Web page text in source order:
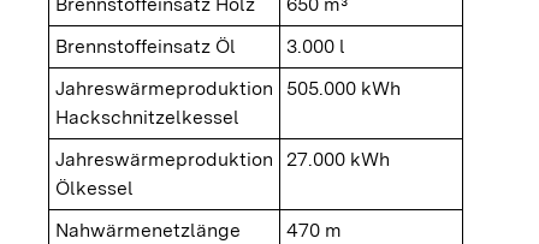
Brennstoffeinsatz Öl
3.000 l
Jahreswärmeproduktion
Hackschnitzelkessel
505.000 kWh
Jahreswärmeproduktion
Ölkessel
27.000 kWh
Nahwärmenetzlänge
470 m